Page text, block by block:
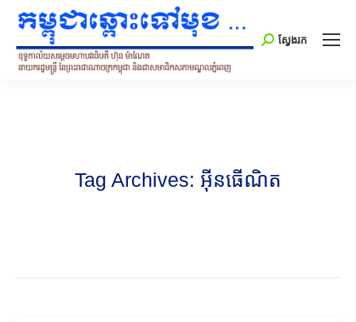
Search:
ស្វែងរក
Tag Archives: អ៊ីនធើណិត